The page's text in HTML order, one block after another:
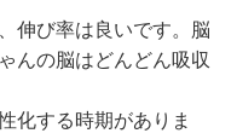
伸び率は良いです。脳
んの脳はどんどん吸収
化する時期がありま